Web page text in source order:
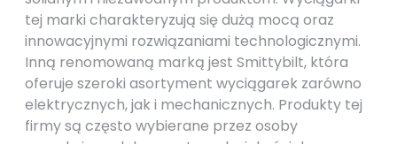
tej marki charakteryzują się dużą mocą oraz
innowacyjnymi rozwiązaniami technologicznymi.
Inną renomowaną marką jest Smittybilt, która
oferuje szeroki asortyment wyciągarek zarówno
elektrycznych, jak i mechanicznych. Produkty tej
firmy są często wybierane przez osoby